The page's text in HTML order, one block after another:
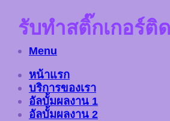
Menu
หน้าแรก
บริการของเรา
อัลบั้มผลงาน 1
อัลบั้มผลงาน 2
รับทำสติ๊กเกอร์ติ